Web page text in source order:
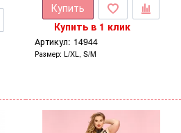
Купить
Купить в 1 клик
Артикул: 14944
Размер L/XL, S/M